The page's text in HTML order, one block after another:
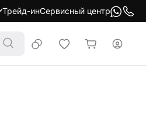
Трейд-инСервисный центр